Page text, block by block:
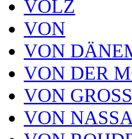
VOLZ
VON
VON
VON DER
VON
VON